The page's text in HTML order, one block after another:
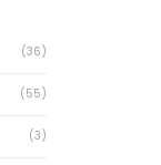
(36)
(55)
(3)